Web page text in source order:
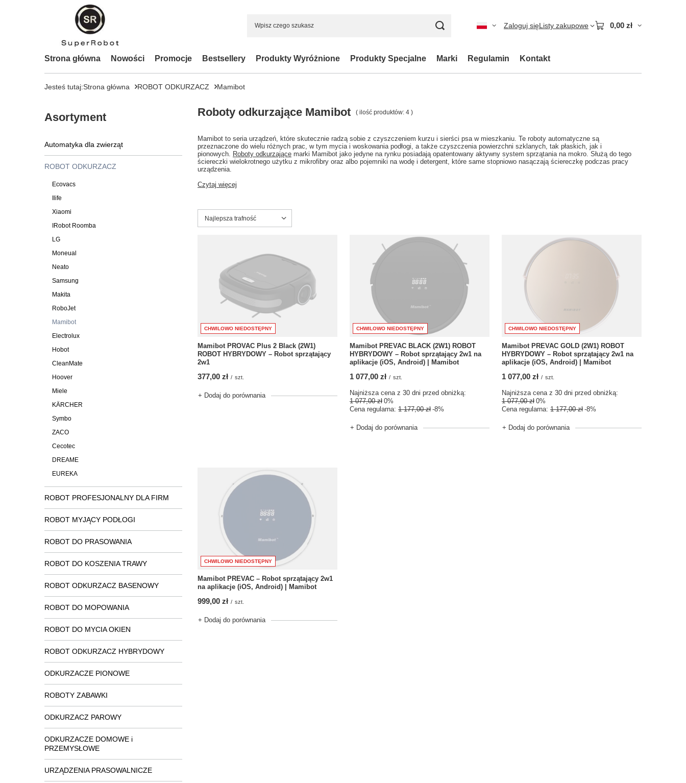
Zaloguj sięListy zakupowe 0,00 zł
Strona główna Nowości Promocje Bestsellery Produkty Wyróżnione Produkty Specjalne Marki Regulamin Kontakt
Jesteś tutaj:Strona główna ROBOT ODKURZACZ Mamibot
Asortyment
Automatyka dla zwierząt
ROBOT ODKURZACZ
Ecovacs
Ilife
Xiaomi
IRobot Roomba
LG
Moneual
Neato
Samsung
Makita
RoboJet
Mamibot
Electrolux
Hobot
CleanMate
Hoover
Miele
KÄRCHER
Symbo
ZACO
Cecotec
DREAME
EUREKA
ROBOT PROFESJONALNY DLA FIRM
ROBOT MYJĄCY PODŁOGI
ROBOT DO PRASOWANIA
ROBOT DO KOSZENIA TRAWY
ROBOT ODKURZACZ BASENOWY
ROBOT DO MOPOWANIA
ROBOT DO MYCIA OKIEN
ROBOT ODKURZACZ HYBRYDOWY
ODKURZACZE PIONOWE
ROBOTY ZABAWKI
ODKURZACZ PAROWY
ODKURZACZE DOMOWE i
PRZEMYSŁOWE
URZĄDZENIA PRASOWALNICZE
Roboty odkurzające Mamibot ( ilość produktów: 4 )
Mamibot to seria urządzeń, które skutecznie radzą sobie z czyszczeniem kurzu i sierści psa w mieszkaniu. Te roboty automatyczne są
przeznaczone do wielu różnych prac, w tym mycia i woskowania podłogi, a także czyszczenia powierzchni szklanych, tak płaskich, jak i
pionowych. Roboty odkurzające marki Mamibot jako jedyne na rynku posiadają opatentowany aktywny system sprzątania na mokro. Służą do tego
ściereczki wielokrotnego użytku z mikrofibry oraz albo pojemniki na wodę i detergent, które same stopniowo nasączają ściereczkę podczas pracy
urządzenia.
Czytaj więcej
Zmień sortowanie
Najlepsza trafność
CHWILOWO NIEDOSTĘPNY
Mamibot PROVAC Plus 2 Black (2W1)
ROBOT HYBRYDOWY – Robot sprzątający
2w1
377,00 zł / szt.
+ Dodaj do porównania
CHWILOWO NIEDOSTĘPNY
Mamibot PREVAC BLACK (2W1) ROBOT
HYBRYDOWY – Robot sprzątający 2w1 na
aplikacje (iOS, Android) | Mamibot
1 077,00 zł / szt.
Najniższa cena z 30 dni przed obniżką:
1 077,00 zł 0%
Cena regularna: 1 177,00 zł -8%
+ Dodaj do porównania
CHWILOWO NIEDOSTĘPNY
Mamibot PREVAC GOLD (2W1) ROBOT
HYBRYDOWY – Robot sprzątający 2w1 na
aplikacje (iOS, Android) | Mamibot
1 077,00 zł / szt.
Najniższa cena z 30 dni przed obniżką:
1 077,00 zł 0%
Cena regularna: 1 177,00 zł -8%
+ Dodaj do porównania
CHWILOWO NIEDOSTĘPNY
Mamibot PREVAC – Robot sprzątający 2w1
na aplikacje (iOS, Android) | Mamibot
999,00 zł / szt.
+ Dodaj do porównania